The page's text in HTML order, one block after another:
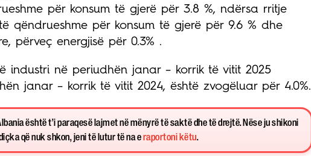
për konsum të gjerë për 3.8 %, ndërsa rritje
qëndrueshme për konsum të gjerë për 9.6 % dhe
përveç energjisë për 0.3% .
industri në periudhën janar – korrik të vitit 2025
janar – korrik të vitit 2024, është zvogëluar për 4.0%.
është t’i paraqesë lajmet në mënyrë të saktë dhe të drejtë. Nëse ju shikoni
që nuk shkon, jeni të lutur të na e raportoni këtu.